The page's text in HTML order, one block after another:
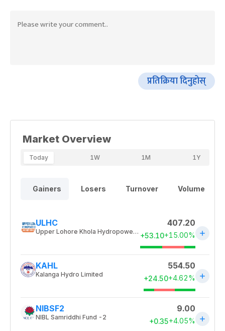
प्रतिक्रिया दिनुहोस्